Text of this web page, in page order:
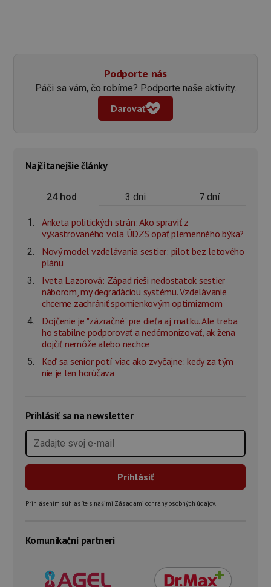
Podporte nás
Páči sa vám, čo robíme? Podporte naše aktivity.
Darovať
Najčítanejšie články
24 hod 3 dni 7 dní
Anketa politických strán: Ako spraviť z
vykastrovaného vola ÚDZS opäť plemenného býka?
Nový model vzdelávania sestier: pilot bez letového
plánu
Iveta Lazorová: Západ rieši nedostatok sestier
náborom, my degradáciou systému. Vzdelávanie
chceme zachrániť spomienkovým optimizmom
Dojčenie je "zázračné" pre dieťa aj matku. Ale treba
ho stabilne podporovať a nedémonizovať, ak žena
dojčiť nemôže alebo nechce
Keď sa senior potí viac ako zvyčajne: kedy za tým
nie je len horúčava
Prihlásiť sa na newsletter
Prihlásením súhlasíte s našimi Zásadami ochrany osobných údajov.
Komunikační partneri